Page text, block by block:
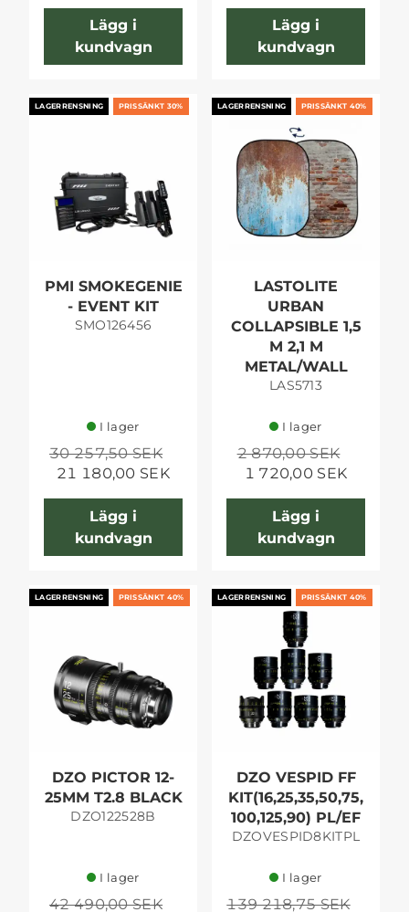
Lägg i
kundvagn
Lägg i
kundvagn
LAGERRENSNING PRISSÄNKT 30%
PMI SMOKEGENIE
- EVENT KIT
SMO126456
I lager
30 257,50 SEK
21 180,00 SEK
Lägg i
kundvagn
LAGERRENSNING PRISSÄNKT 40%
LASTOLITE
URBAN
COLLAPSIBLE 1,5
M 2,1 M
METAL/WALL
LAS5713
I lager
2 870,00 SEK
1 720,00 SEK
Lägg i
kundvagn
LAGERRENSNING PRISSÄNKT 40%
DZO PICTOR 12-
25MM T2.8 BLACK
DZO122528B
I lager
42 490,00 SEK
LAGERRENSNING PRISSÄNKT 40%
DZO VESPID FF
KIT(16,25,35,50,75,
100,125,90) PL/EF
DZOVESPID8KITPL
I lager
139 218,75 SEK